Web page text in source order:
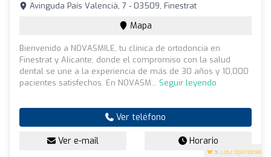
5 (182 opiniones)
Avinguda País Valencià, 7 - 03509, Finestrat
Mapa
Bienvenido a NOVASMILE, tu clínica de ortodoncia en
Finestrat y Alicante, donde el compromiso con la salud
dental se une a la experiencia de más de 30 años y 10,000
pacientes satisfechos. En NOVASM... Seguir leyendo
Ver teléfono
Ver e-mail Horario